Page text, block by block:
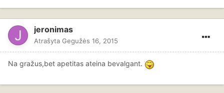
jeronimas
Atrašyta Gegužės 16, 2015
Na gražus,bet apetitas ateina bevalgant.